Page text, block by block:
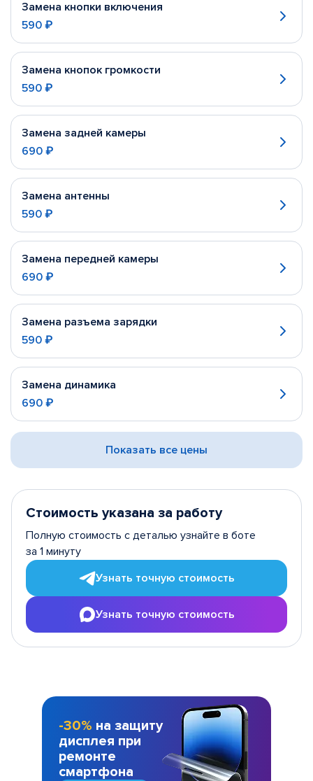
Замена кнопки включения
590 ₽
Замена кнопок громкости
590 ₽
Замена задней камеры
690 ₽
Замена антенны
590 ₽
Замена передней камеры
690 ₽
Замена разъема зарядки
590 ₽
Замена динамика
690 ₽
Показать все цены
Стоимость указана за работу
Полную стоимость с деталью узнайте в боте
за 1 минуту
Узнать точную стоимость
Узнать точную стоимость
-30% на защиту
дисплея при
ремонте
смартфона